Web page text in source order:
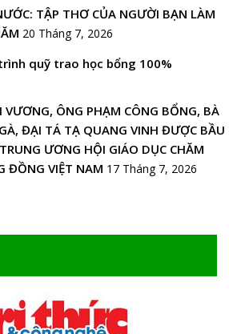
TẬP THƠ CỦA NGƯỜI BẠN LÀM
20 Tháng 7, 2026
quỹ trao học bổng 100%
ÔNG PHẠM CÔNG BỔNG, BÀ
ĐẠI TÁ TẠ QUANG VINH ĐƯỢC BẦU
ƯƠNG HỘI GIÁO DỤC CHĂM
ĐỒNG VIỆT NAM 17 Tháng 7, 2026